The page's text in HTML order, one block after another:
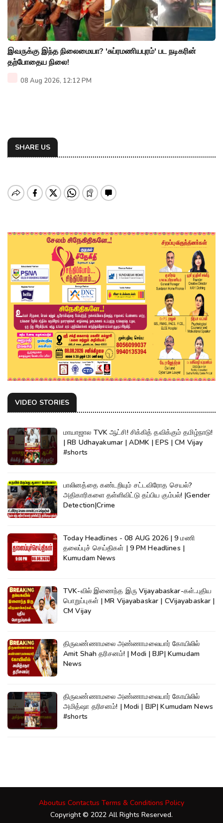
இவருக்கு இந்த நிலைமையா? 'சுப்ரமணியபுரம்' பட நடிகரின்
தற்போதைய நிலை!
08 Aug 2026, 12:12 PM
SHARE US
VIDEO STORIES
மாயாஜால TVK ஆட்சி! சிக்கித் தவிக்கும் தமிழ்நாடு!
| RB Udhayakumar | ADMK | EPS | CM Vijay
#shorts
பாலினத்தை கண்டறியும் சட்டவிரோத செயல்?
அதிகாரிகளை தள்ளிவிட்டு தப்பிய கும்பல்! |Gender
Detection|Crime
Today Headlines - 08 AUG 2026 | 9 மணி
தலைப்புச் செய்திகள் | 9 PM Headlines |
Kumudam News
TVK-வில் இணைந்த இரு Vijayabaskar-கள்..புதிய
பொறுப்புகள் | MR Vijayabaskar | CVijayabaskar |
CM Vijay
திருவண்ணாமலை அண்ணாமலையார் கோயிலில்
Amit Shah தரிசனம்! | Modi | BJP| Kumudam
News
திருவண்ணாமலை அண்ணாமலையார் கோயிலில்
அமித்ஷா தரிசனம்! | Modi | BJP| Kumudam News
#shorts
Aboutus Contactus Terms & Conditions Policy
Copyright © 2022 All Rights Reserved.